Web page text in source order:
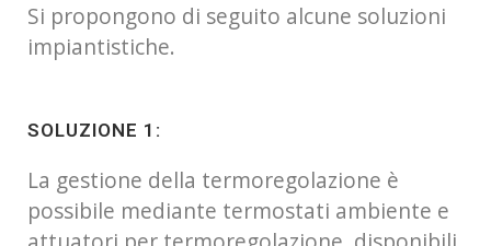
Si propongono di seguito alcune soluzioni
impiantistiche.
SOLUZIONE 1:
La gestione della termoregolazione è
possibile mediante termostati ambiente e